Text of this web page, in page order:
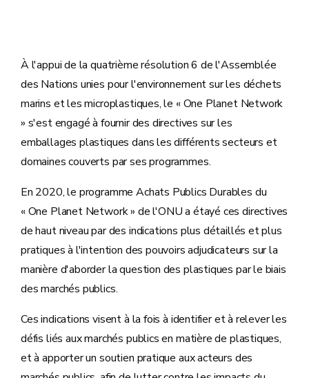
À l'appui de la quatrième résolution 6 de l'Assemblée
des Nations unies pour l'environnement sur les déchets
marins et les microplastiques, le « One Planet Network
» s'est engagé à fournir des directives sur les
emballages plastiques dans les différents secteurs et
domaines couverts par ses programmes.
En 2020, le programme Achats Publics Durables du
« One Planet Network » de l'ONU a étayé ces directives
de haut niveau par des indications plus détaillés et plus
pratiques à l'intention des pouvoirs adjudicateurs sur la
manière d'aborder la question des plastiques par le biais
des marchés publics.
Ces indications visent à la fois à identifier et à relever les
défis liés aux marchés publics en matière de plastiques,
et à apporter un soutien pratique aux acteurs des